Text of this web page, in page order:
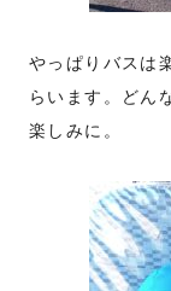
やっぱりバスは
らいます。どん
楽しみに。